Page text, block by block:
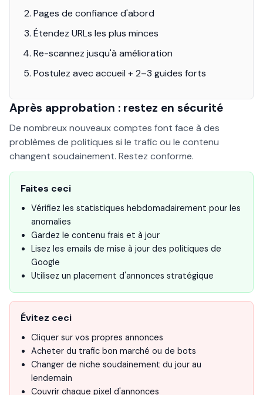
Pages de confiance d'abord
Étendez URLs les plus minces
Re-scannez jusqu'à amélioration
Postulez avec accueil + 2–3 guides forts
Après approbation : restez en sécurité
De nombreux nouveaux comptes font face à des
problèmes de politiques si le trafic ou le contenu
changent soudainement. Restez conforme.
Faites ceci
Vérifiez les statistiques hebdomadairement pour les
anomalies
Gardez le contenu frais et à jour
Lisez les emails de mise à jour des politiques de
Google
Utilisez un placement d'annonces stratégique
Évitez ceci
Cliquer sur vos propres annonces
Acheter du trafic bon marché ou de bots
Changer de niche soudainement du jour au
lendemain
Couvrir chaque pixel d'annonces